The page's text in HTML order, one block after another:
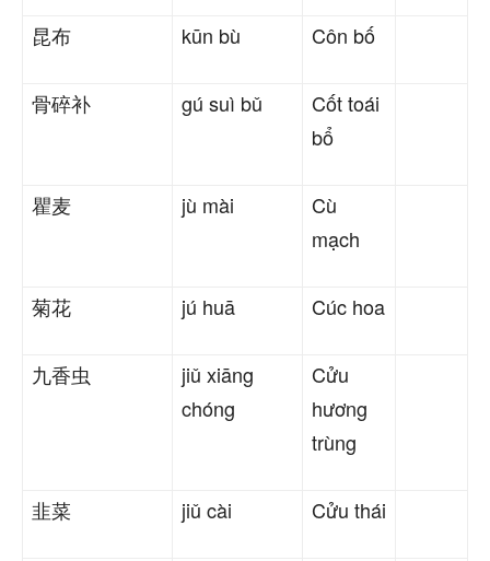
昆布 kūn bù Côn bố
骨碎补 gú suì bǔ
Cốt toái
bổ
瞿麦 jù mài
Cù
mạch
菊花 jú huā Cúc hoa
九香虫
jiǔ xiāng
chóng
Cửu
hương
trùng
韭菜 jiǔ cài Cửu thái